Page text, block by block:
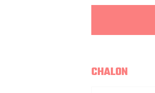
CHALON